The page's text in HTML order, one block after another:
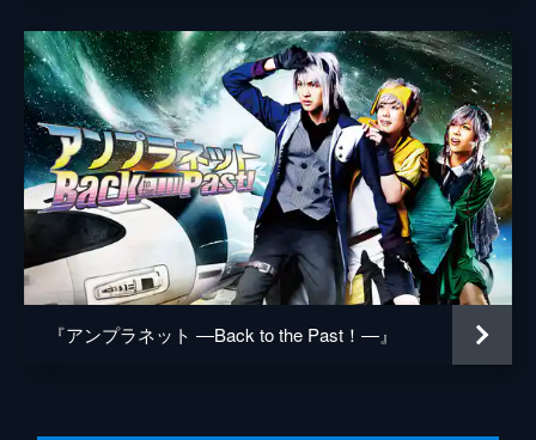
『アンプラネット ―Back to the Past！―』